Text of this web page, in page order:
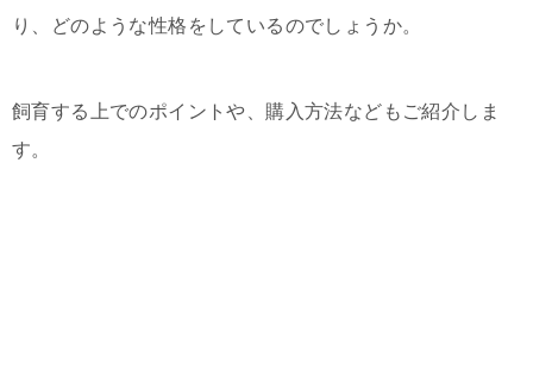
り、どのような性格をしているのでしょうか。
飼育する上でのポイントや、購入方法などもご紹介しま
す。